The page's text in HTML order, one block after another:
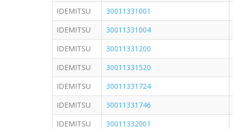
IDEMITSU
30011331001
IDEMITSU
30011331004
IDEMITSU
30011331200
IDEMITSU
30011331520
IDEMITSU
30011331724
IDEMITSU
30011331746
IDEMITSU
30011332001